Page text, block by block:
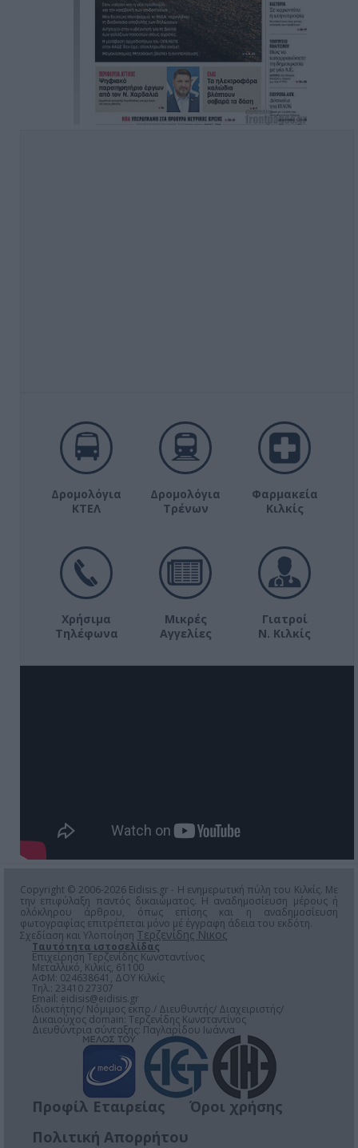
Δρομολόγια
ΚΤΕΛ
Δρομολόγια
Τρένων
Φαρμακεία
Κιλκίς
Χρήσιμα
Τηλέφωνα
Μικρές
Αγγελίες
Γιατροί
Ν. Κιλκίς
Copyright © 2006-2026 Eidisis.gr - Η ενημερωτική πύλη του Κιλκίς. Με
την επιφύλαξη παντός δικαιώματος. Η αναδημοσίευση μέρους ή
ολόκληρου άρθρου, όπως επίσης και η αναδημοσίευση
φωτογραφίας επιτρέπεται μόνο μέ έγγραφη άδεια του εκδότη.
Σχεδίαση και Υλοποίηση Τερζενίδης Νικος
Ταυτότητα ιστοσελίδας
Επιχείρηση Τερζενίδης Κωνσταντίνος
Μεταλλικό, Κιλκίς, 61100
ΑΦΜ: 024638641, ΔΟΥ Κιλκίς
Τηλ.: 23410 27307
Email: eidisis@eidisis.gr
Ιδιοκτήτης/ Νόμιμος εκπρ./ Διευθυντής/ Διαχειριστής/
Δικαιούχος domain: Τερζενίδης Κωνσταντίνος
Διευθύντρια σύνταξης: Παγλαρίδου Ιωάννα
Προφίλ Εταιρείας
Όροι χρήσης
Πολιτική Απορρήτου